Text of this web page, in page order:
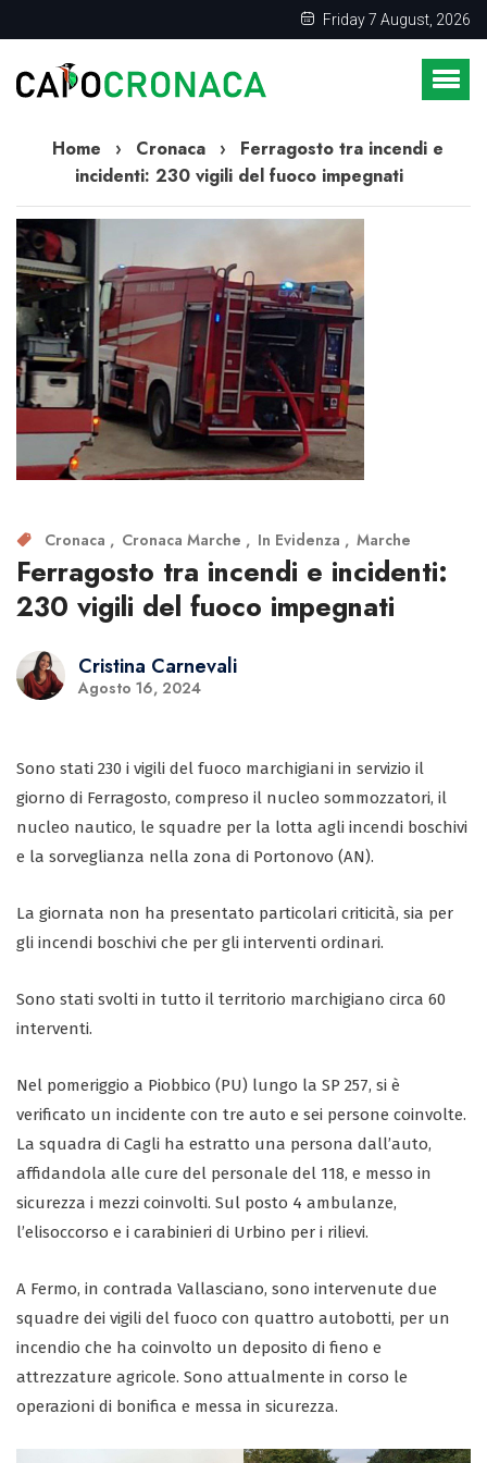
Friday 7 August, 2026
Home › Cronaca ›
Ferragosto tra incendi e
incidenti: 230 vigili del fuoco impegnati
Cronaca Cronaca Marche In Evidenza Marche
Ferragosto tra incendi e incidenti:
230 vigili del fuoco impegnati
Cristina Carnevali
Agosto 16, 2024
Sono stati 230 i vigili del fuoco marchigiani in servizio il
giorno di Ferragosto, compreso il nucleo sommozzatori, il
nucleo nautico, le squadre per la lotta agli incendi boschivi
e la sorveglianza nella zona di Portonovo (AN).
La giornata non ha presentato particolari criticità, sia per
gli incendi boschivi che per gli interventi ordinari.
Sono stati svolti in tutto il territorio marchigiano circa 60
interventi.
Nel pomeriggio a Piobbico (PU) lungo la SP 257, si è
verificato un incidente con tre auto e sei persone coinvolte.
La squadra di Cagli ha estratto una persona dall’auto,
affidandola alle cure del personale del 118, e messo in
sicurezza i mezzi coinvolti. Sul posto 4 ambulanze,
l’elisoccorso e i carabinieri di Urbino per i rilievi.
A Fermo, in contrada Vallasciano, sono intervenute due
squadre dei vigili del fuoco con quattro autobotti, per un
incendio che ha coinvolto un deposito di fieno e
attrezzature agricole. Sono attualmente in corso le
operazioni di bonifica e messa in sicurezza.